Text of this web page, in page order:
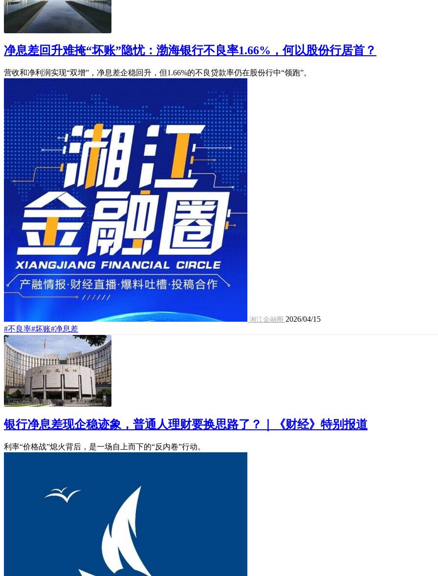
净息差回升难掩“坏账”隐忧：渤海银行不良率1.66%，何以股份行居首？
营收和净利润实现“双增”，净息差企稳回升，但1.66%的不良贷款率仍在股份行中“领跑”。
湘江金融圈 2026/04/15
#不良率#坏账#净息差
银行净息差现企稳迹象，普通人理财要换思路了？｜《财经》特别报道
利率“价格战”熄火背后，是一场自上而下的“反内卷”行动。